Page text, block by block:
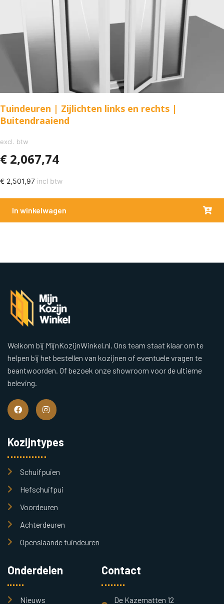
Tuindeuren | Zijlichten links en rechts |
Buitendraaiend
excl. btw
€ 2,067,74
€ 2,501,97 incl btw
In winkelwagen
Welkom bij MijnKozijnWinkel.nl. Ons team staat klaar om te
helpen bij het bestellen van kozijnen of eventuele vragen te
beantwoorden. Of bezoek onze showroom voor de ultieme
beleving.
Kozijntypes
Schuifpuien
Hefschuifpui
Voordeuren
Achterdeuren
Openslaande tuindeuren
Onderdelen
Nieuws
Contact
De Kazematten 12